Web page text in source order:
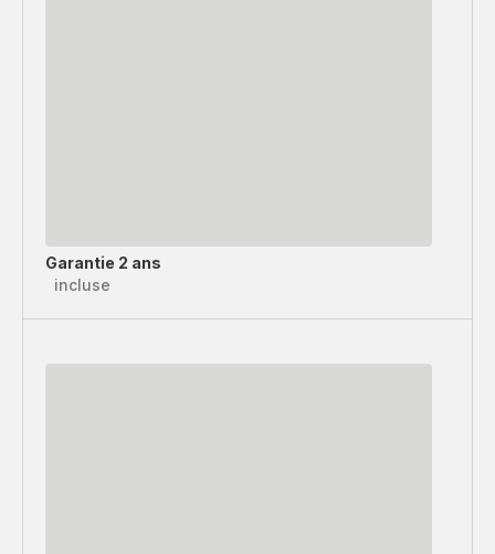
Garantie 2 ans
incluse